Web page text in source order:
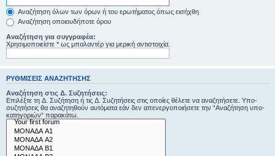
Αναζήτηση όλων των όρων ή του ερωτήματος όπως εισήχθη
Αναζήτηση οποιουδήποτε όρου
Αναζήτηση για συγγραφέα:
Χρησιμοποιείστε * ως μπαλαντέρ για μερική αντιστοιχία.
ΡΥΘΜΊΣΕΙΣ ΑΝΑΖΉΤΗΣΗΣ
Αναζήτηση στις Δ. Συζητήσεις:
Επιλέξτε τη Δ. Συζήτηση ή τις Δ. Συζητήσεις στις οποίες θέλετε να αναζητήσετε. Υπο-
συζητήσεις θα αναζητηθούν αυτόματα εάν δεν απενεργοποιήσετε την “Αναζήτηση υπο-
κατηγοριών“ παρακάτω.